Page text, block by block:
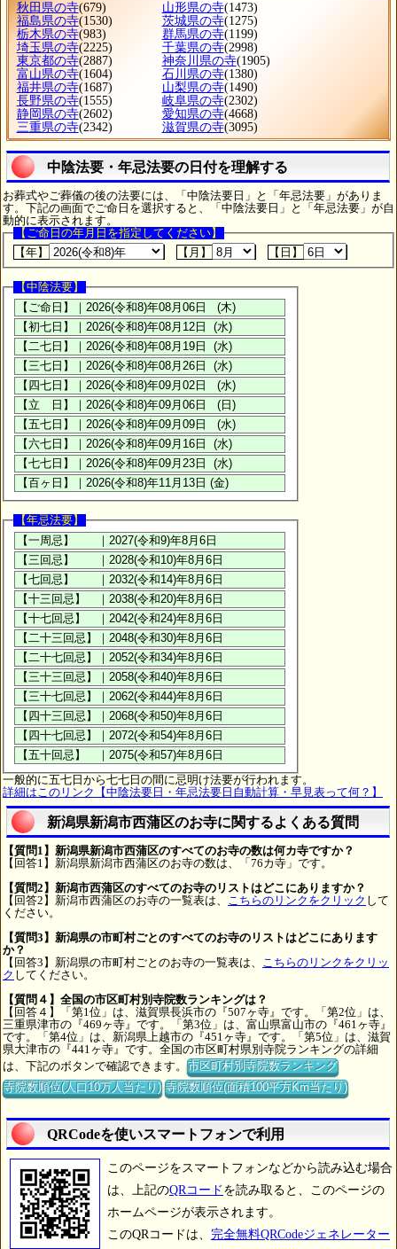
秋田県の寺(679) 山形県の寺(1473)
福島県の寺(1530) 茨城県の寺(1275)
栃木県の寺(983) 群馬県の寺(1199)
埼玉県の寺(2225) 千葉県の寺(2998)
東京都の寺(2887) 神奈川県の寺(1905)
富山県の寺(1604) 石川県の寺(1380)
福井県の寺(1687) 山梨県の寺(1490)
長野県の寺(1555) 岐阜県の寺(2302)
静岡県の寺(2602) 愛知県の寺(4668)
三重県の寺(2342) 滋賀県の寺(3095)
中陰法要・年忌法要の日付を理解する
お葬式やご葬儀の後の法要には、「中陰法要日」と「年忌法要」がありま
す。下記の画面でご命日を選択すると、「中陰法要日」と「年忌法要」が自
動的に表示されます。
【ご命日の年月日を指定してください】
【年】
【月】 【日】
【中陰法要】
【年忌法要】
一般的に五七日から七七日の間に忌明け法要が行われます。
詳細はこのリンク【中陰法要日・年忌法要日自動計算・早見表って何？】
新潟県新潟市西蒲区のお寺に関するよくある質問
【質問1】新潟県新潟市西蒲区のすべてのお寺の数は何カ寺ですか？
【回答1】新潟県新潟市西蒲区のお寺の数は、「76カ寺」です。
【質問2】新潟市西蒲区のすべてのお寺のリストはどこにありますか？
【回答2】新潟市西蒲区のお寺の一覧表は、
こちらのリンクをクリック して
ください。
【質問3】新潟県の市町村ごとのすべてのお寺のリストはどこにあります
か？
【回答3】新潟県の市町村ごとのお寺の一覧表は、
こちらのリンクをクリッ
ク してください。
【質問４】全国の市区町村別寺院数ランキングは？
【回答４】「第1位」は、滋賀県長浜市の『507ヶ寺』です。「第2位」は、
三重県津市の『469ヶ寺』です。「第3位」は、富山県富山市の『461ヶ寺』
です。「第4位」は、新潟県上越市の『451ヶ寺』です。「第5位」は、滋賀
県大津市の『441ヶ寺』です。全国の市区町村県別寺院ランキングの詳細
は、下記のボタンで確認できます。市区町村別寺院数ランキング
寺院数順位(人口10万人当たり) 寺院数順位(面積100平方Km当たり)
QRCodeを使いスマートフォンで利用
このページをスマートフォンなどから読み込む場合
は、上記のQRコード を読み取ると、このページの
ホームページが表示されます。
このQRコードは、 完全無料QRCodeジェネレーター